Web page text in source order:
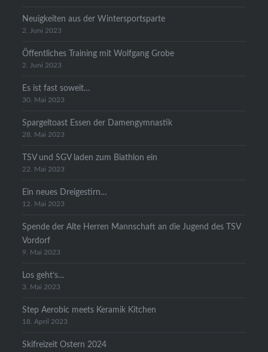
Neuigkeiten aus der Wintersportsparte
2. Juni 2023
Öffentliches Training mit Wolfgang Grobe
2. Juni 2023
Es ist fast soweit…
30. Mai 2023
Spargeltoast Essen der Damengymnastik
28. Mai 2023
TSV und SGV laden zum Biathlon ein
22. Mai 2023
Ein neues Dreigestirn…
12. Mai 2023
Spende der Alte Herren Mannschaft an die Jugend des TSV
Vordorf
9. Mai 2023
Los geht’s…
3. Mai 2023
Step Aerobic meets Keramik Kitchen
18. April 2023
Skifreizeit Ostern 2024